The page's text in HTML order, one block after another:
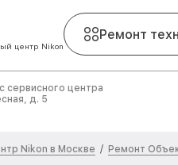
центр Nikon
Ремонт
сервисного центра
д. 5
Nikon в Москве / Ремонт